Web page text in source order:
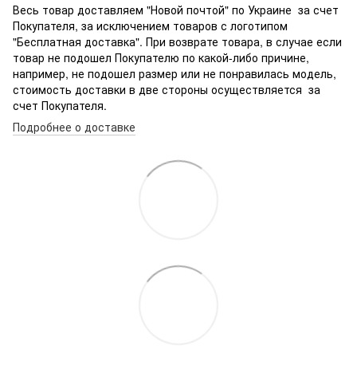
Весь товар доставляем "Новой почтой" по Украине за счет
Покупателя, за исключением товаров с логотипом
"Бесплатная доставка". При возврате товара, в случае если
товар не подошел Покупателю по какой-либо причине,
например, не подошел размер или не понравилась модель,
стоимость доставки в две стороны осуществляется за
счет Покупателя.
Подробнее о доставке